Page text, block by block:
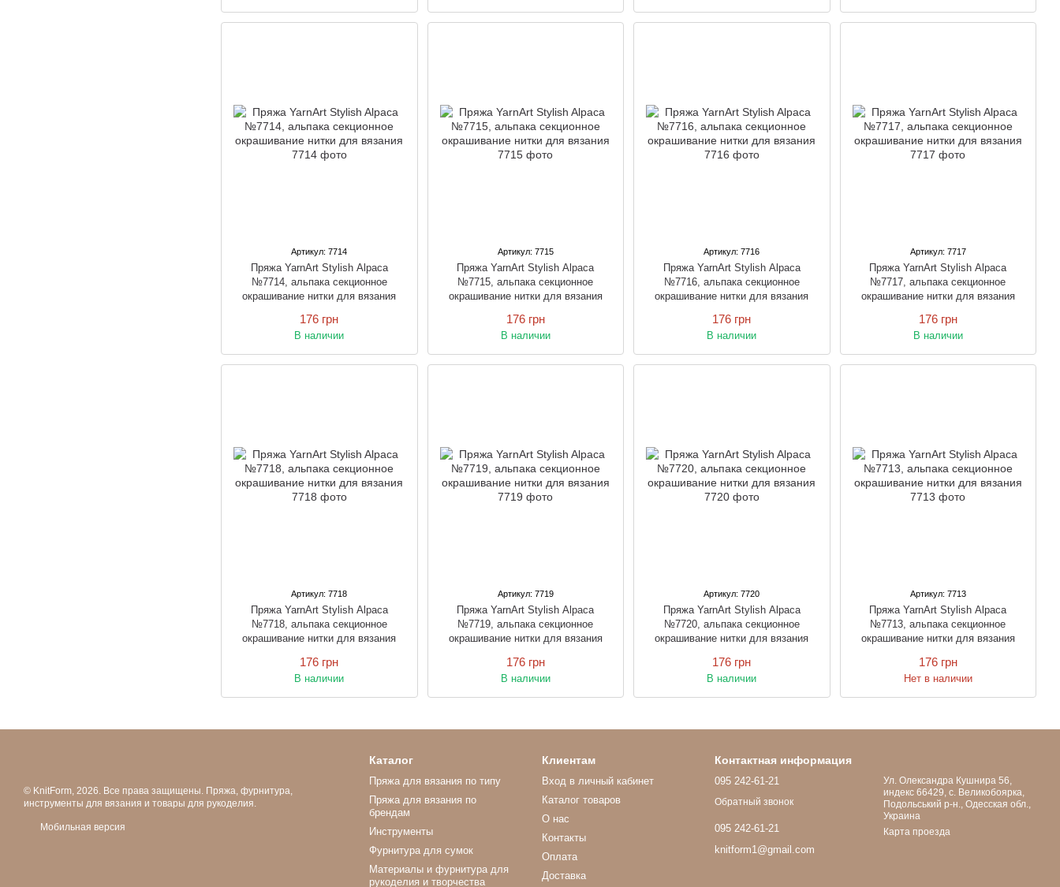
Артикул: 7714
Пряжа YarnArt Stylish Alpaca
№7714, альпака секционное
окрашивание нитки для вязания
176 грн
В наличии
Артикул: 7715
Пряжа YarnArt Stylish Alpaca
№7715, альпака секционное
окрашивание нитки для вязания
176 грн
В наличии
Артикул: 7716
Пряжа YarnArt Stylish Alpaca
№7716, альпака секционное
окрашивание нитки для вязания
176 грн
В наличии
Артикул: 7717
Пряжа YarnArt Stylish Alpaca
№7717, альпака секционное
окрашивание нитки для вязания
176 грн
В наличии
Артикул: 7718
Пряжа YarnArt Stylish Alpaca
№7718, альпака секционное
окрашивание нитки для вязания
176 грн
В наличии
Артикул: 7719
Пряжа YarnArt Stylish Alpaca
№7719, альпака секционное
окрашивание нитки для вязания
176 грн
В наличии
Артикул: 7720
Пряжа YarnArt Stylish Alpaca
№7720, альпака секционное
окрашивание нитки для вязания
176 грн
В наличии
Артикул: 7713
Пряжа YarnArt Stylish Alpaca
№7713, альпака секционное
окрашивание нитки для вязания
176 грн
Нет в наличии
© KnitForm, 2026. Все права защищены. Пряжа, фурнитура,
инструменты для вязания и товары для рукоделия.
Мобильная версия
Каталог
Пряжа для вязания по типу
Пряжа для вязания по
брендам
Инструменты
Фурнитура для сумок
Материалы и фурнитура для
рукоделия и творчества
Клиентам
Вход в личный кабинет
Каталог товаров
О нас
Контакты
Оплата
Доставка
Контактная информация
095 242-61-21
Обратный звонок
095 242-61-21
knitform1@gmail.com
Ул. Олександра Кушнира 56,
индекс 66429, с. Великобоярка,
Подольський р-н., Одесская обл.,
Украина
Карта проезда